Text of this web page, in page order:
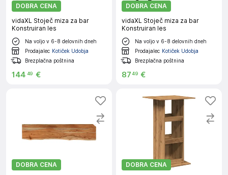
DOBRA CENA
vidaXL Stoječ miza za bar
Konstruiran les
Na voljo v 6-8 delovnih dneh
Prodajalec Kotiček Udobja
Brezplačna poštnina
144 49 €
DOBRA CENA
vidaXL Stoječ miza za bar
Konstruiran les
Na voljo v 6-8 delovnih dneh
Prodajalec Kotiček Udobja
Brezplačna poštnina
8749 €
DOBRA CENA
DOBRA CENA